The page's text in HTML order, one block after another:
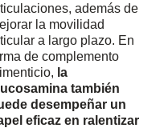
además de
la movilidad
a largo plazo. En
de complemento
la
también
desempeñar un
eficaz en ralentizar